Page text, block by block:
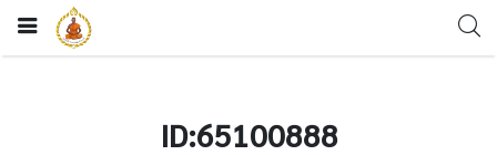
ID:65100888